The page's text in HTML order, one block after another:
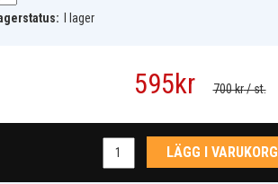
I lager
595kr 700 kr/ st.
LÄGG I VARUKORG